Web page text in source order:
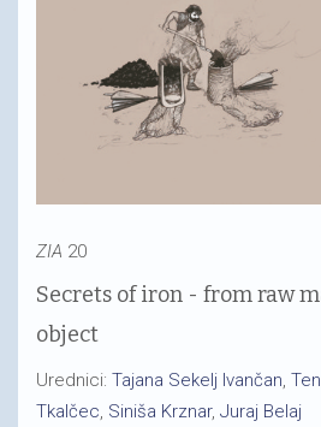
ZIA 20
Secrets of iron - from raw
object
Urednici: Tajana Sekelj Ivančan
Tkalčec Siniša Krznar, Juraj Belaj